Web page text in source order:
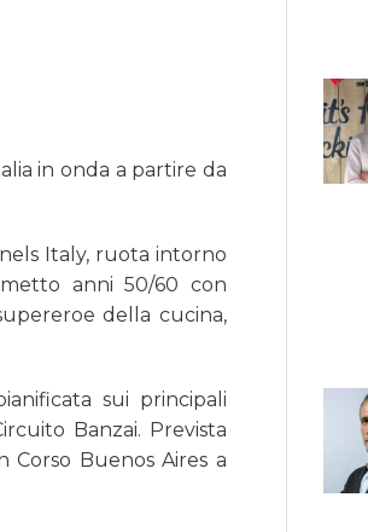
in onda a partire da
Italy, ruota intorno
anni 50/60 con
della cucina,
sui principali
Banzai. Prevista
Corso Buenos Aires a